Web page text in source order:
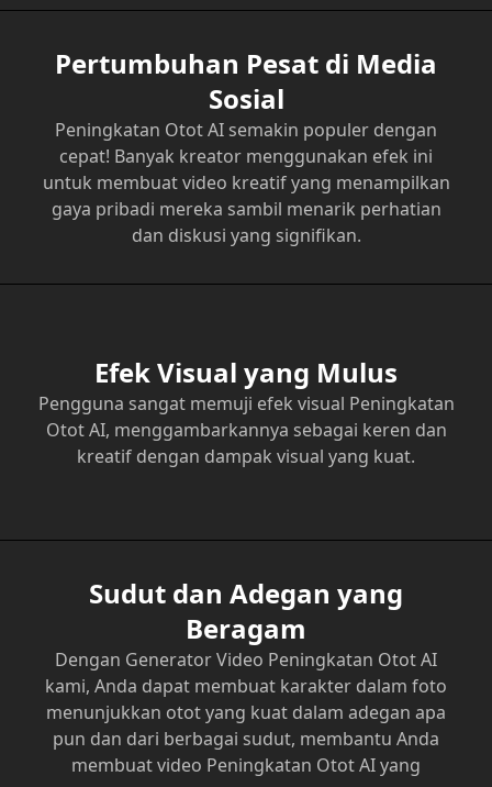
Pertumbuhan Pesat di Media
Sosial
Peningkatan Otot AI semakin populer dengan
cepat! Banyak kreator menggunakan efek ini
untuk membuat video kreatif yang menampilkan
gaya pribadi mereka sambil menarik perhatian
dan diskusi yang signifikan.
Efek Visual yang Mulus
Pengguna sangat memuji efek visual Peningkatan
Otot AI, menggambarkannya sebagai keren dan
kreatif dengan dampak visual yang kuat.
Sudut dan Adegan yang
Beragam
Dengan Generator Video Peningkatan Otot AI
kami, Anda dapat membuat karakter dalam foto
menunjukkan otot yang kuat dalam adegan apa
pun dan dari berbagai sudut, membantu Anda
membuat video Peningkatan Otot AI yang